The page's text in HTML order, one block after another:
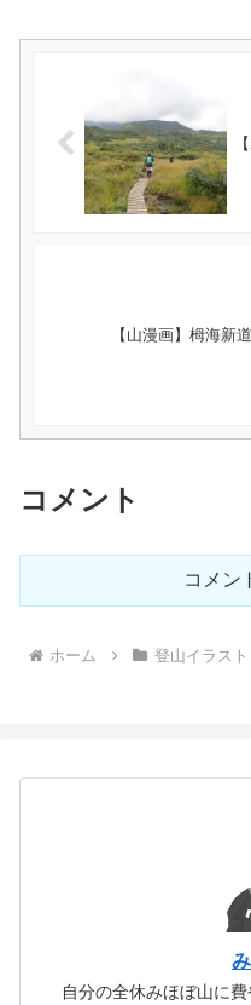
【山漫画】栂海新
コメント
コメン
ホーム 登山イラスト
自分の全休みほぼ山に